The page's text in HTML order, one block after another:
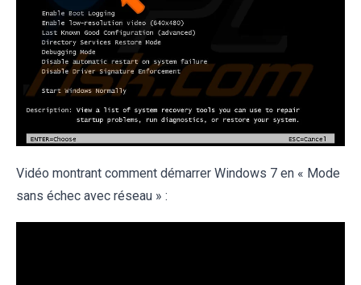
Vidéo montrant comment démarrer Windows 7 en « Mode
sans échec avec réseau » :